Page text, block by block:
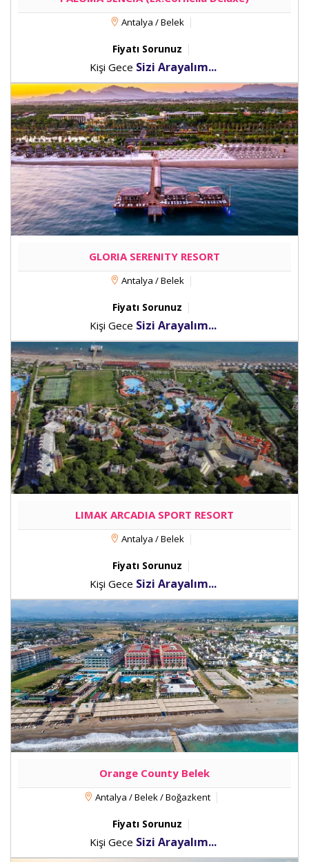
Antalya / Belek
Fiyatı Sorunuz
Kişi Gece Sizi Arayalım...
GLORIA SERENITY RESORT
Antalya / Belek
Fiyatı Sorunuz
Kişi Gece Sizi Arayalım...
LIMAK ARCADIA SPORT RESORT
Antalya / Belek
Fiyatı Sorunuz
Kişi Gece Sizi Arayalım...
Orange County Belek
Antalya / Belek / Boğazkent
Fiyatı Sorunuz
Kişi Gece Sizi Arayalım...